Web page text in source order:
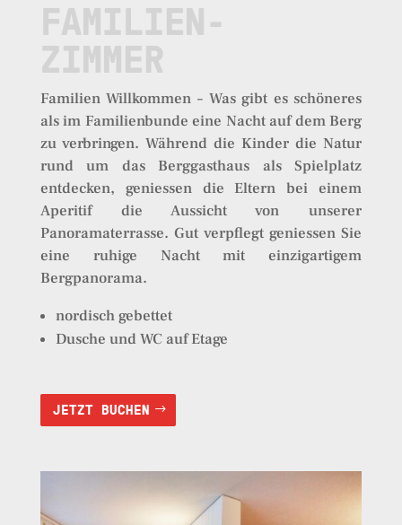
FAMILIEN-
ZIMMER
Familien Willkommen – Was gibt es schöneres
als im Familienbunde eine Nacht auf dem Berg
zu verbringen. Während die Kinder die Natur
rund um das Berggasthaus als Spielplatz
entdecken, geniessen die Eltern bei einem
Aperitif die Aussicht von unserer
Panoramaterrasse. Gut verpflegt geniessen Sie
eine ruhige Nacht mit einzigartigem
Bergpanorama.
nordisch gebettet
Dusche und WC auf Etage
JETZT BUCHEN